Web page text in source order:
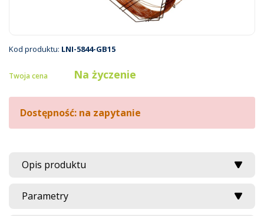
Kod produktu: LNI-5844-GB15
Twoja cena Na życzenie
Dostępność: na zapytanie
Opis produktu
Parametry